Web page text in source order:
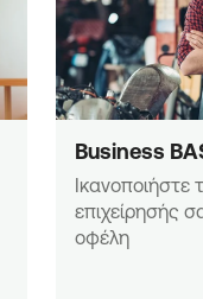
Business
Ικανοποιήστε
επιχείρησής
οφέλη